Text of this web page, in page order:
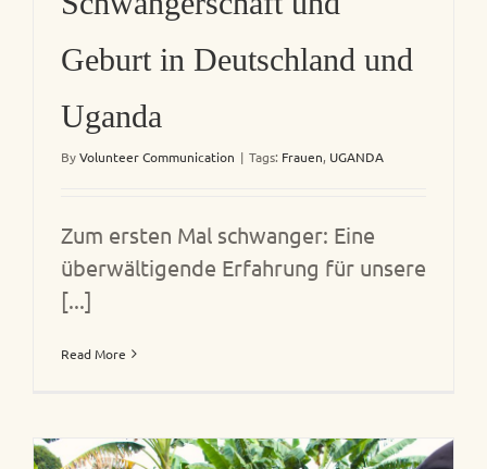
Geburt in Deutschland und
Uganda
ByVolunteer Communication | Tags: Frauen, UGANDA
Zum ersten Mal schwanger: Eine
überwältigende Erfahrung für unsere
[...]
Read More